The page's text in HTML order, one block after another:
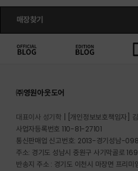
매장찾기
㈜영원아웃도어
대표이사 성기학
[개인정보보호책임자]
사업자등록번호 110-81-27101
통신판매업 신고번호: 2013-경기성남-
주소: 경기도 성남시 중원구 사기막골로 169
반송지 주소 : 경기도 이천시 마장면 프리